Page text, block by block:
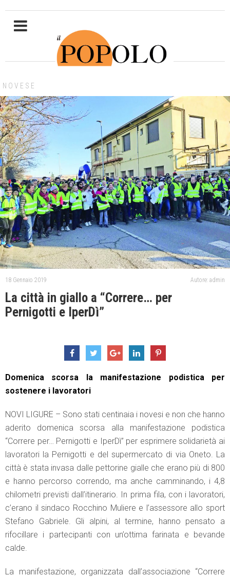
NOVESE
18 Gennaio 2019 Autore: admin
La città in giallo a “Correre… per
Pernigotti e IperDì”
Domenica scorsa la manifestazione podistica per
sostenere i lavoratori
NOVI LIGURE – Sono stati centinaia i novesi e non che hanno
aderito domenica scorsa alla manifestazione podistica
“Correre per… Pernigotti e IperDì” per esprimere solidarietà ai
lavoratori la Pernigotti e del supermercato di via Oneto. La
città è stata invasa dalle pettorine gialle che erano più di 800
e hanno percorso correndo, ma anche camminando, i 4,8
chilometri previsti dall’itinerario. In prima fila, con i lavoratori,
c’erano il sindaco Rocchino Muliere e l’assessore allo sport
Stefano Gabriele. Gli alpini, al termine, hanno pensato a
rifocillare i partecipanti con un’ottima farinata e bevande
calde.
La manifestazione, organizzata dall’associazione “Correre